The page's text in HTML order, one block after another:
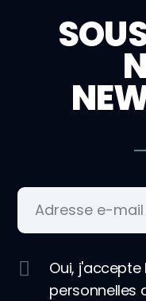
Oui,
personnelles